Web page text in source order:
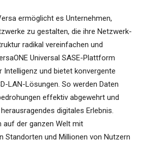
ermöglicht es Unternehmen,
zu gestalten, die ihre Netzwerk-
radikal vereinfachen und
Universal SASE-Plattform
und bietet konvergente
LAN-Lösungen. So werden Daten
effektiv abgewehrt und
digitales Erlebnis.
auf der ganzen Welt mit
Standorten und Millionen von Nutzern